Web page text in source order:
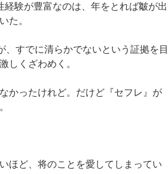
験が豊富なのは、年をとれば皺が出
た。
すでに清らかでないという証拠を目
しくざわめく。
かったけれど。だけど『セフレ』が
ほど、将のことを愛してしまってい